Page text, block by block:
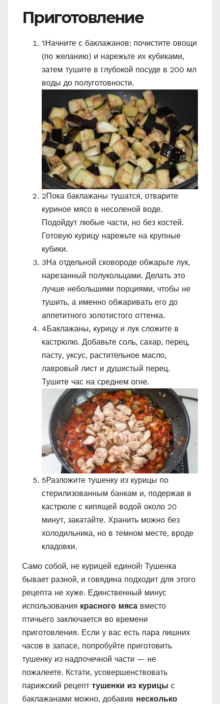
Приготовление
1Начните с баклажанов: почистите овощи
(по желанию) и нарежьте их кубиками,
затем тушите в глубокой посуде в 200 мл
воды до полуготовности.
2Пока баклажаны тушатся, отварите
куриное мясо в несоленой воде.
Подойдут любые части, но без костей.
Готовую курицу нарежьте на крупные
кубики.
3На отдельной сковороде обжарьте лук,
нарезанный полукольцами. Делать это
лучше небольшими порциями, чтобы не
тушить, а именно обжаривать его до
аппетитного золотистого оттенка.
4Баклажаны, курицу и лук сложите в
кастрюлю. Добавьте соль, сахар, перец,
пасту, уксус, растительное масло,
лавровый лист и душистый перец.
Тушите час на среднем огне.
5Разложите тушенку из курицы по
стерилизованным банкам и, подержав в
кастрюле с кипящей водой около 20
минут, закатайте. Хранить можно без
холодильника, но в темном месте, вроде
кладовки.
Само собой, не курицей единой! Тушенка
бывает разной, и говядина подходит для этого
рецепта не хуже. Единственный минус
использования красного мяса вместо
птичьего заключается во времени
приготовления. Если у вас есть пара лишних
часов в запасе, попробуйте приготовить
тушенку из надпочечной части — не
пожалеете. Кстати, усовершенствовать
парижский рецепт тушенки из курицы с
баклажанами можно, добавив несколько